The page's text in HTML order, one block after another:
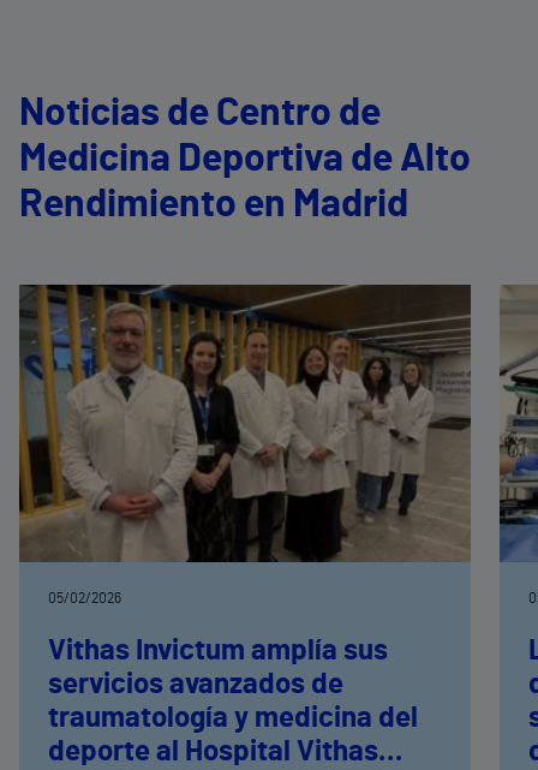
Noticias de Centro de
Medicina Deportiva de Alto
Rendimiento en Madrid
05/02/2026
Vithas Invictum amplía sus
servicios avanzados de
traumatología y medicina del
deporte al Hospital Vithas